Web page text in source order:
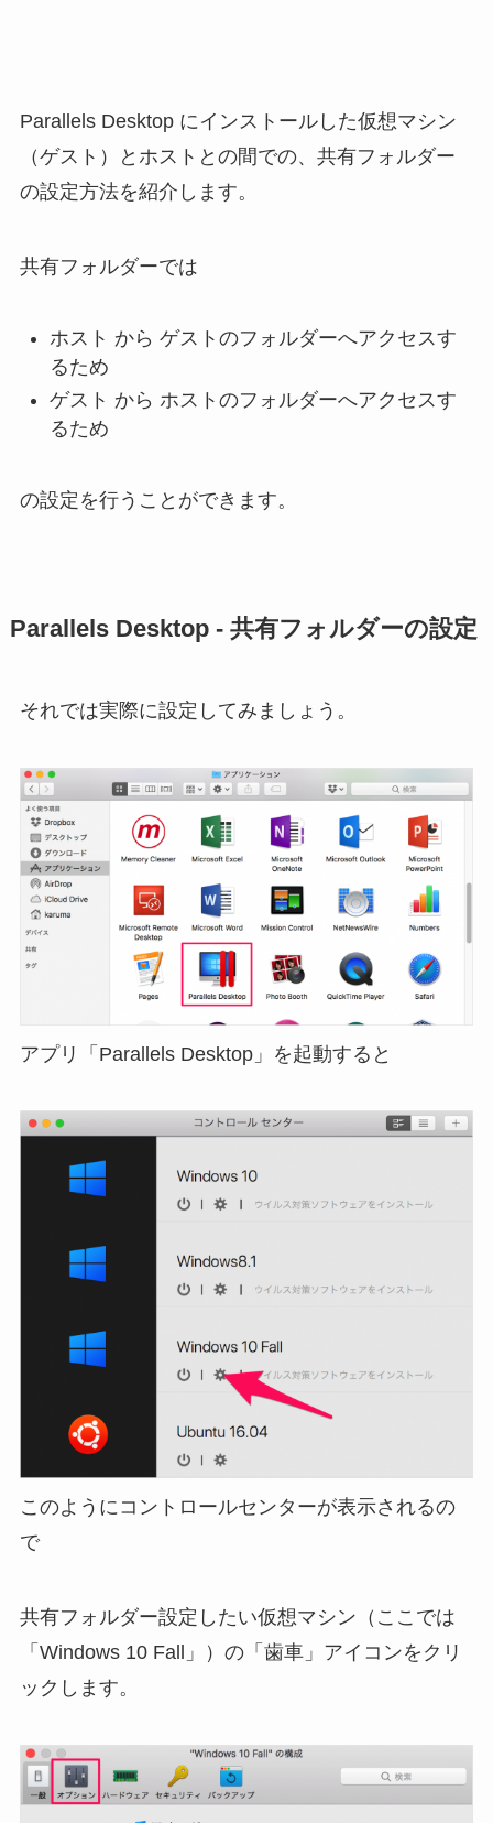
Parallels Desktop にインストールした仮想マシン
（ゲスト）とホストとの間での、共有フォルダー
の設定方法を紹介します。
共有フォルダーでは
ホスト から ゲストのフォルダーへアクセスす
るため
ゲスト から ホストのフォルダーへアクセスす
るため
の設定を行うことができます。
Parallels Desktop - 共有フォルダーの設定
それでは実際に設定してみましょう。
アプリ「Parallels Desktop」を起動すると
このようにコントロールセンターが表示されるの
で
共有フォルダー設定したい仮想マシン（ここでは
「Windows 10 Fall」）の「歯車」アイコンをクリ
ックします。